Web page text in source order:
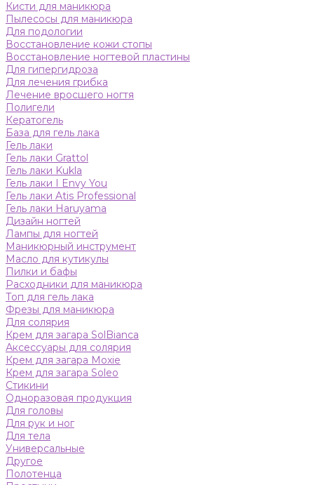
Кисти для маникюра
Пылесосы для маникюра
Для подологии
Восстановление кожи стопы
Восстановление ногтевой пластины
Для гипергидроза
Для лечения грибка
Лечение вросшего ногтя
Полигели
Кератогель
База для гель лака
Гель лаки
Гель лаки Grattol
Гель лаки Kukla
Гель лаки I Envy You
Гель лаки Atis Professional
Гель лаки Haruyama
Дизайн ногтей
Лампы для ногтей
Маникюрный инструмент
Масло для кутикулы
Пилки и бафы
Расходники для маникюра
Топ для гель лака
Фрезы для маникюра
Для солярия
Крем для загара SolBianca
Аксессуары для солярия
Крем для загара Moxie
Крем для загара Soleo
Стикини
Одноразовая продукция
Для головы
Для рук и ног
Для тела
Универсальные
Другое
Полотенца